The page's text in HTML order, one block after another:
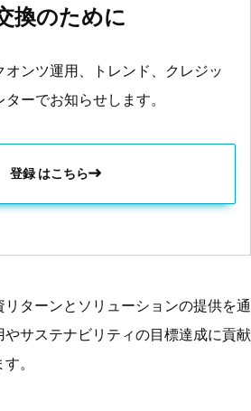
換のために
ンツ運用、トレンド、クレジッ
ーでお知らせします。
登録 はこちら
ターンとソリューションの提供を通
やサステナビリティの目標達成に貢献
。